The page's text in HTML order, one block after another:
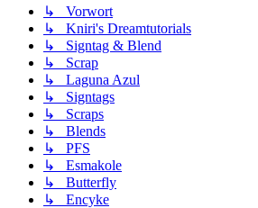
↳ Vorwort
↳ Kniri's Dreamtutorials
↳ Signtag & Blend
↳ Scrap
↳ Laguna Azul
↳ Signtags
↳ Scraps
↳ Blends
↳ PFS
↳ Esmakole
↳ Butterfly
↳ Encyke